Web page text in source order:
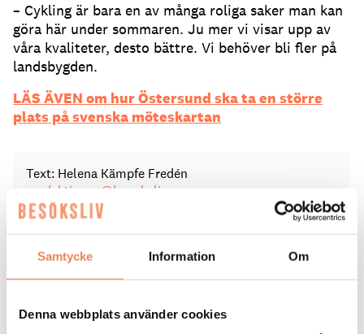
Samtycke Information Om
Denna webbplats använder cookies
– Cykling är bara en av många roliga saker man kan
göra här under sommaren. Ju mer vi visar upp av
våra kvaliteter, desto bättre. Vi behöver bli fler på
landsbygden.
LÄS ÄVEN om hur Östersund ska ta en större
plats på svenska möteskartan
Text: Helena Kämpfe Fredén
redaktionen@besoksliv.se
Dela artikeln: